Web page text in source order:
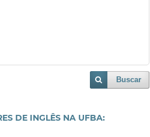
Buscar
DE INGLÊS NA UFBA: